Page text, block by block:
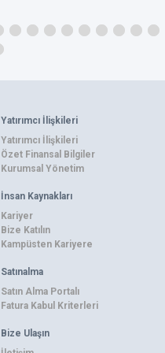
Yatırımcı İlişkileri
Yatırımcı İlişkileri
Özet Finansal Bilgiler
Kurumsal Yönetim
İnsan Kaynakları
Kariyer
Bize Katılın
Kampüsten Kariyere
Satınalma
Satın Alma Portalı
Fatura Kabul Kriterleri
Bize Ulaşın